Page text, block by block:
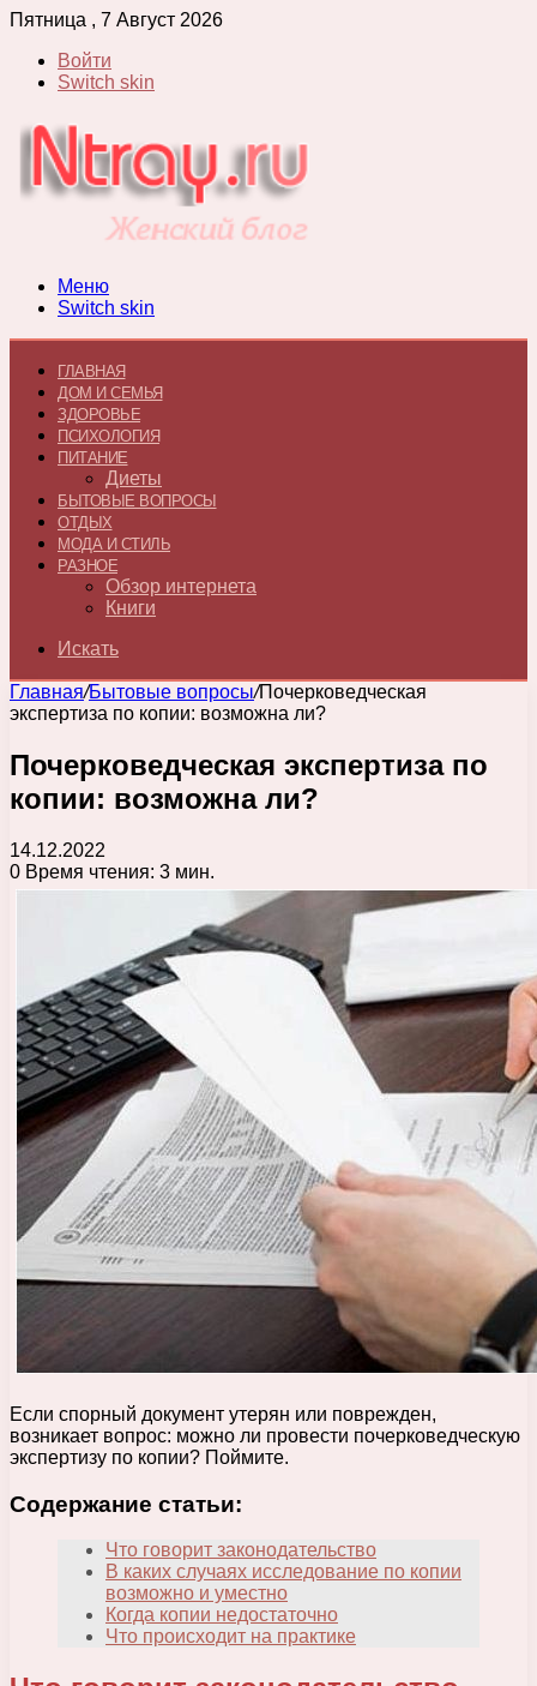
Пятница , 7 Август 2026
Войти
Switch skin
Меню
Switch skin
ГЛАВНАЯ
ДОМ И СЕМЬЯ
ЗДОРОВЬЕ
ПСИХОЛОГИЯ
ПИТАНИЕ
Диеты
БЫТОВЫЕ ВОПРОСЫ
ОТДЫХ
МОДА И СТИЛЬ
РАЗНОЕ
Обзор интернета
Книги
Искать
Главная/Бытовые вопросы/Почерковедческая
экспертиза по копии: возможна ли?
Почерковедческая экспертиза по
копии: возможна ли?
14.12.2022
0 Время чтения: 3 мин.
Если спорный документ утерян или поврежден,
возникает вопрос: можно ли провести почерковедческую
экспертизу по копии? Поймите.
Содержание статьи:
Что говорит законодательство
В каких случаях исследование по копии
возможно и уместно
Когда копии недостаточно
Что происходит на практике